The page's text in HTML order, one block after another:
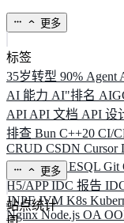
更多
标签
35岁转型 90% Agent
AI 能力 AI"排名
API API 文档 API 设
排查 Bun C++20 CI/
CRUD CSDN Cursor
ELK ElysiaESQL Git
H5/APPIDC 报告
JNPFJVM K8s
NginxNode.js OA
更多
站点统计